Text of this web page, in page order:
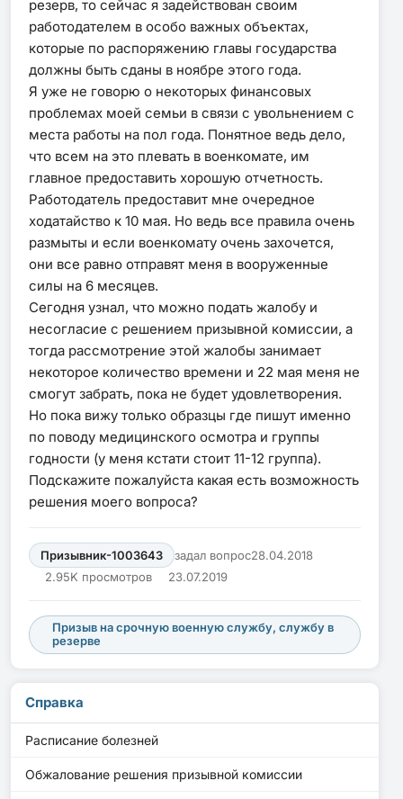
резерв, то сейчас я задействован своим
работодателем в особо важных объектах,
которые по распоряжению главы государства
должны быть сданы в ноябре этого года.
Я уже не говорю о некоторых финансовых
проблемах моей семьи в связи с увольнением с
места работы на пол года. Понятное ведь дело,
что всем на это плевать в военкомате, им
главное предоставить хорошую отчетность.
Работодатель предоставит мне очередное
ходатайство к 10 мая. Но ведь все правила очень
размыты и если военкомату очень захочется,
они все равно отправят меня в вооруженные
силы на 6 месяцев.
Сегодня узнал, что можно подать жалобу и
несогласие с решением призывной комиссии, а
тогда рассмотрение этой жалобы занимает
некоторое количество времени и 22 мая меня не
смогут забрать, пока не будет удовлетворения.
Но пока вижу только образцы где пишут именно
по поводу медицинского осмотра и группы
годности (у меня кстати стоит 11-12 группа).
Подскажите пожалуйста какая есть возможность
решения моего вопроса?
Призывник-1003643 задал вопрос28.04.2018
2.95K просмотров
23.07.2019
Призыв на срочную военную службу, службу в
резерве
Справка
Расписание болезней
Обжалование решения призывной комиссии